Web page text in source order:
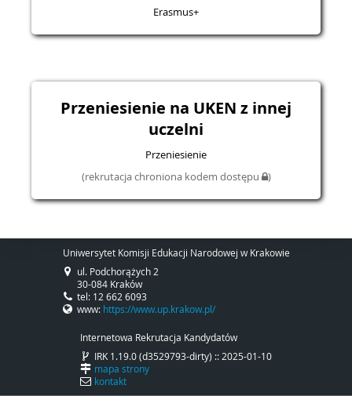
Erasmus+
Przeniesienie na UKEN z innej
uczelni
Przeniesienie
(rekrutacja chroniona kodem dostępu
)
Uniwersytet Komisji Edukacji Narodowej w Krakowie
ul. Podchorążych 2
30-084 Kraków
tel: 12 662 6093
www: https://www.up.krakow.pl/
Internetowa Rekrutacja Kandydatów
IRK 1.19.0 (d3529793-dirty) :: 2025-01-10
mapa strony
kontakt